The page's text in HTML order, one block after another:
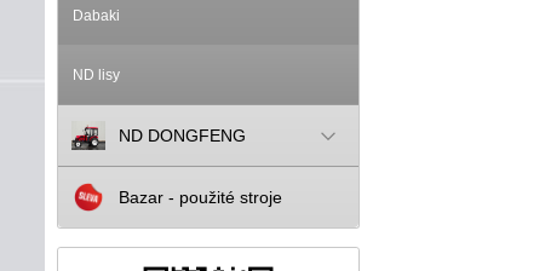
Dabaki
ND lisy
ND DONGFENG
Bazar - použité stroje